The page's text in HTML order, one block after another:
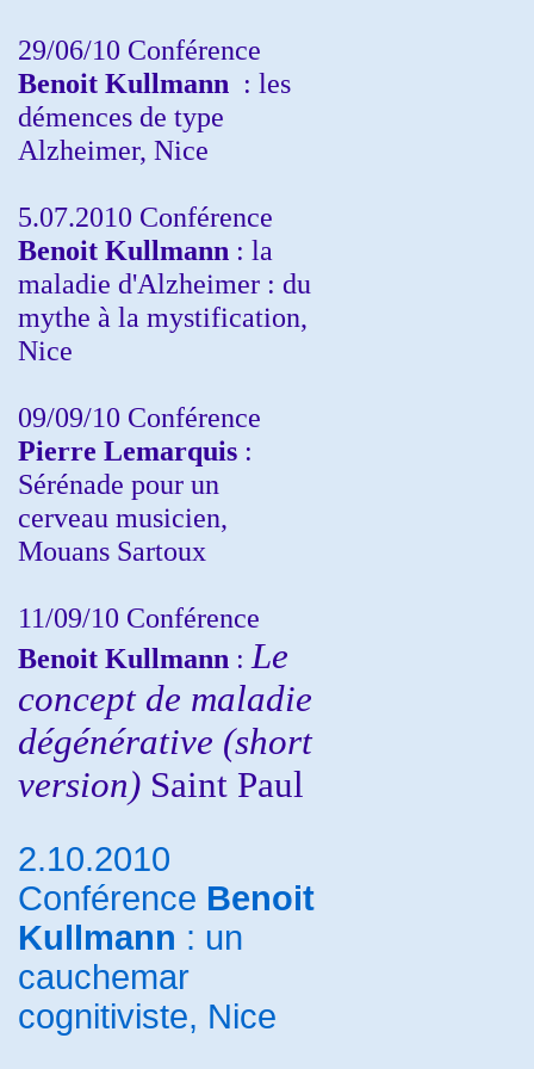
29/06/10 Conférence
Benoit Kullmann : les
démences de type
Alzheimer, Nice
5.07.2010 Conférence
Benoit Kullmann : la
maladie d'Alzheimer : du
mythe à la mystification,
Nice
09/09/10 Conférence
Pierre Lemarquis :
Sérénade pour un
cerveau musicien,
Mouans Sartoux
11/09/10 Conférence
Benoit Kullmann : Le
concept de maladie
dégénérative (short
version) Saint Paul
2.10.2010
Conférence Benoit
Kullmann : un
cauchemar
cognitiviste, Nice